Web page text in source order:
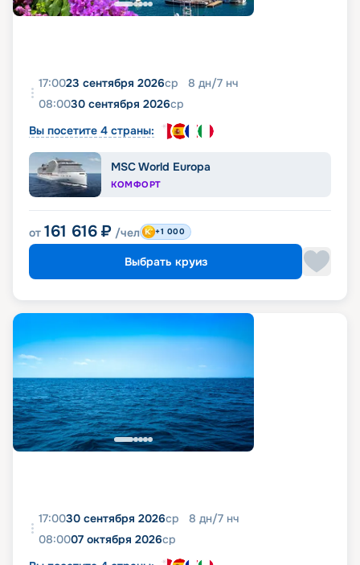
17:0023 сентября 2026ср 8 дн/7 нч
08:0030 сентября 2026ср
Вы посетите 4 страны:
MSC World Europa
КОМФОРТ
от 161 616 ₽ /чел +1 000
Выбрать круиз
17:0030 сентября 2026ср 8 дн/7 нч
08:0007 октября 2026ср